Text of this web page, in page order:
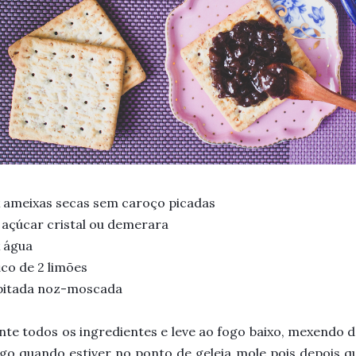
ameixas secas sem caroço picadas
açúcar cristal ou demerara
água
de 2 limões
noz-moscada
todos os ingredientes e leve ao fogo baixo, mexendo
quando estiver no ponto de geleia mole pois depois